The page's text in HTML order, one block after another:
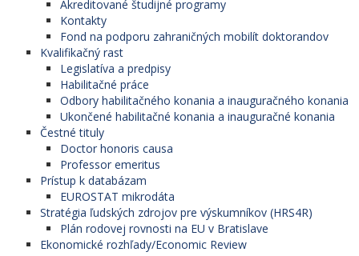
Akreditované študijné programy
Kontakty
Fond na podporu zahraničných mobilít doktorandov
Kvalifikačný rast
Legislatíva a predpisy
Habilitačné práce
Odbory habilitačného konania a inauguračného konania
Ukončené habilitačné konania a inauguračné konania
Čestné tituly
Doctor honoris causa
Professor emeritus
Prístup k databázam
EUROSTAT mikrodáta
Stratégia ľudských zdrojov pre výskumníkov (HRS4R)
Plán rodovej rovnosti na EU v Bratislave
Ekonomické rozhľady/Economic Review